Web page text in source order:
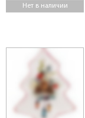
Нет в наличии